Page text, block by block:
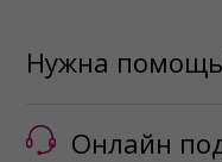
Нужна
Онлайн